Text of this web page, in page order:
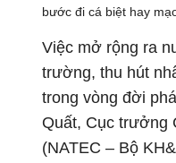
bước đi cá biệt hay
Việc mở rộng ra
trường, thu hút
trong vòng đời
Quất, Cục trưởng
(NATEC – Bộ